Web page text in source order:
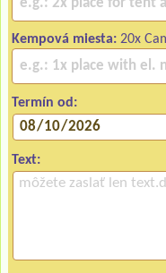
Kempová miesta: 20x
Termín od:
Text: